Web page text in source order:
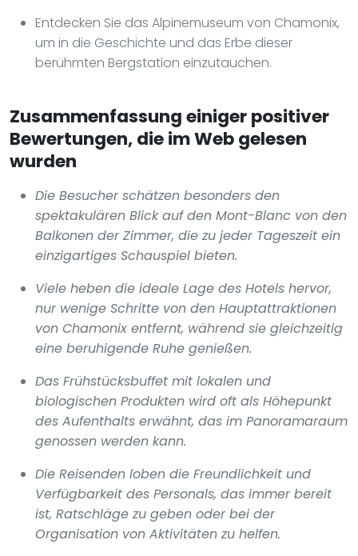
Entdecken Sie das Alpinemuseum von Chamonix,
um in die Geschichte und das Erbe dieser
berühmten Bergstation einzutauchen.
Zusammenfassung einiger positiver
Bewertungen, die im Web gelesen
wurden
Die Besucher schätzen besonders den
spektakulären Blick auf den Mont-Blanc von den
Balkonen der Zimmer, die zu jeder Tageszeit ein
einzigartiges Schauspiel bieten.
Viele heben die ideale Lage des Hotels hervor,
nur wenige Schritte von den Hauptattraktionen
von Chamonix entfernt, während sie gleichzeitig
eine beruhigende Ruhe genießen.
Das Frühstücksbuffet mit lokalen und
biologischen Produkten wird oft als Höhepunkt
des Aufenthalts erwähnt, das im Panoramaraum
genossen werden kann.
Die Reisenden loben die Freundlichkeit und
Verfügbarkeit des Personals, das immer bereit
ist, Ratschläge zu geben oder bei der
Organisation von Aktivitäten zu helfen.